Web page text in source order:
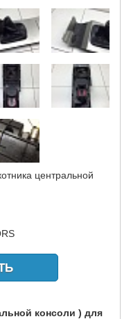
центральной
консоли ) для